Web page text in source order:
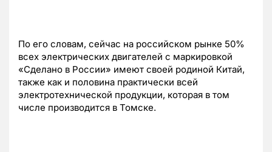
По его словам, сейчас на российском рынке 50%
всех электрических двигателей с маркировкой
«Сделано в России» имеют своей родиной Китай,
также как и половина практически всей
электротехнической продукции, которая в том
числе производится в Томске.